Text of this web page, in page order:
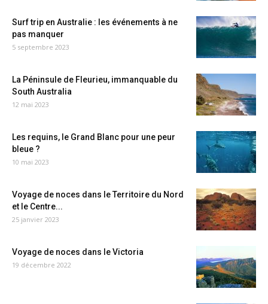
Surf trip en Australie : les événements à ne
pas manquer
5 septembre 2023
La Péninsule de Fleurieu, immanquable du
South Australia
12 mai 2023
Les requins, le Grand Blanc pour une peur
bleue ?
10 mai 2023
Voyage de noces dans le Territoire du Nord
et le Centre...
25 janvier 2023
Voyage de noces dans le Victoria
19 décembre 2022